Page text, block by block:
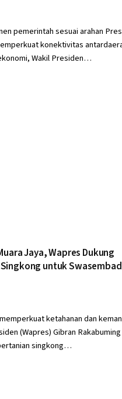
pemerintah sesuai arahan
konektivitas
Wakil Presiden…
Jaya, Wapres Dukung
untuk
ketahanan dan
(Wapres) Gibran Rakabuming
singkong…